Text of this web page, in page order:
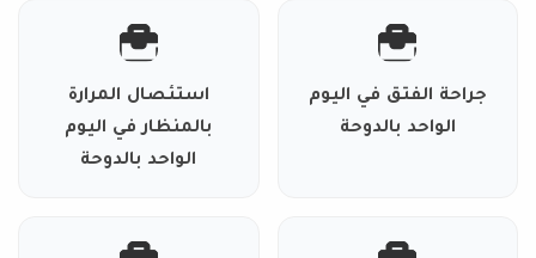
جراحة الفتق في اليوم
الواحد بالدوحة
استئصال المرارة
بالمنظار في اليوم
الواحد بالدوحة